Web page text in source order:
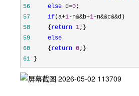
56
else d=0
57
if(a+1-n&&b+1-n&&c&&
58
     {
return 1
59
else
60
     {
return 0
61 }